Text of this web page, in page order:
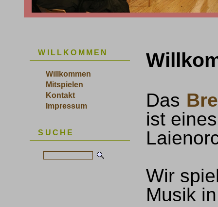
WILLKOMMEN
Willkommen
Mitspielen
Kontakt
Impressum
SUCHE
Das
ist
Wir
Musik